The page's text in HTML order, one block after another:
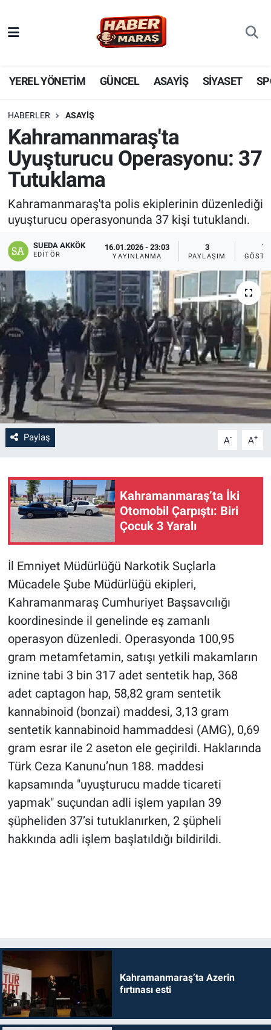
YEREL YÖNETİM GÜNCEL ASAYİŞ SİYASET
HABERLER ASAYİŞ
Kahramanmaraş'ta
Uyuşturucu Operasyonu: 37
Tutuklama
Kahramanmaraş'ta polis ekiplerinin düzenlediği
uyuşturucu operasyonunda 37 kişi tutuklandı.
SUEDA AKKÖK
EDITÖR
16.01.2026 - 23:03
YAYINLANMA
3
PAYLAŞIM
7
Paylaş A- A+
Kahramanmaraş’ta İki
Otomobil Çarpıştı: Biri
Çocuk 3 Yaralı
İl Emniyet Müdürlüğü Narkotik Suçlarla
Mücadele Şube Müdürlüğü ekipleri,
Kahramanmaraş Cumhuriyet Başsavcılığı
koordinesinde il genelinde eş zamanlı
operasyon düzenledi. Operasyonda 100,95
gram metamfetamin, satışı yetkili makamların
iznine tabi 3 bin 317 adet sentetik hap, 368
adet captagon hap, 58,82 gram sentetik
kannabinoid (bonzai) maddesi, 3,13 gram
sentetik kannabinoid hammaddesi (AMG), 0,69
gram esrar ile 2 aseton ele geçirildi. Haklarında
Türk Ceza Kanunu’nun 188. maddesi
kapsamında "uyuşturucu madde ticareti
yapmak" suçundan adli işlem yapılan 39
şüpheliden 37’si tutuklanırken, 2 şüpheli
hakkında adli işlem başlatıldığı bildirildi.
Kahramanmaraş’ta Azerin
fırtınası esti
YEREL YÖNETİM
GÜNCEL
BİLİM VE TEKNOLOJİ
KADIN AİLE
SPOR
DÜNYA
SAĞLIK
YAŞAM
EĞİTİM
ASAYİŞ
MAGAZİN
KÜLTÜR-SANAT
ÇEVRE
Nöbetçi Eczaneler
Hava Durumu
Trafik Durumu
Süper Lig Puan Durumu ve Fikstür
Tüm Manşetler
Son Dakika Haberleri